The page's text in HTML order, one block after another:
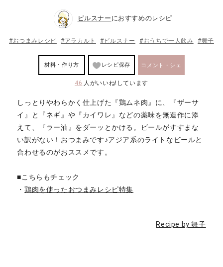
ピルスナー におすすめのレシピ
#おつまみレシピ #アラカルト #ピルスナー #おうちで一人飲み #舞子
材料・作り方 レシピ保存 コメント・シェ
46 人がいいね!しています
しっとりやわらかく仕上げた『鶏ムネ肉』に、『ザーサ
イ』と『ネギ』や『カイワレ』などの薬味を無造作に添
えて、『ラー油』をダーッとかける。ビールがすすまな
い訳がない！おつまみです♪アジア系のライトなビールと
合わせるのがおススメです。
■こちらもチェック
・鶏肉を使ったおつまみレシピ特集
Recipe by 舞子